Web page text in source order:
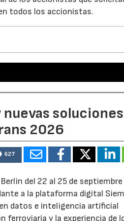
todos los accionistas.
soluciones
2026
627
del 22 al 25 de septiembre
a la plataforma digital
datos e inteligencia artificial
ferroviaria y la experiencia de